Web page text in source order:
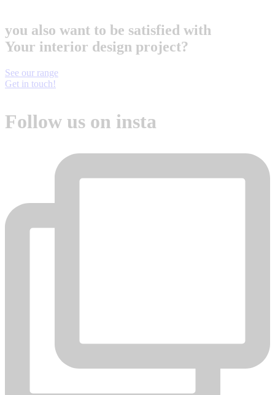
you also want to be satisfied with
Your interior design project?
See our range
Get in touch!
Follow us on insta